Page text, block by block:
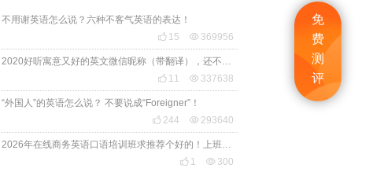
免
费
测
评
不用谢英语怎么说？六种不客气英语的表达！
 15  369956
 11  337638
“外国人”的英语怎么说？ 不要说成“Foreigner”！
 244  293640
 1  300